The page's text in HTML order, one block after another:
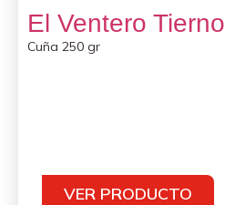
El Ventero Tierno
Cuña 250 gr
VER PRODUCTO